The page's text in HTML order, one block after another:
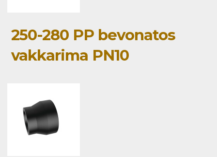
250-280 PP bevonatos
vakkarima PN10